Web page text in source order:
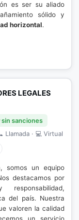
es ser su aliado
sólido y
horizontal.
LEGALES
sanciones
Llamada · 💻 Virtual
somos un equipo
destacamos por
del país. Nuestra
valoren la calidad